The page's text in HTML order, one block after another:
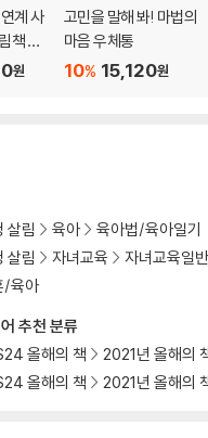
기를 공부로 연결시키려면
키우는 최고의 방법, 놀이와 독서
는 10가지 놀이 방법
력
는 10가지 독서 방법
달을 위한 마법의 열쇠 II. 주의력
부에 꼭 필요한 주의력
다르다
? 주의력은 나쁜 아이?
천적 이유
계 사
책 세
원
고민을 말해 봐! 마법의
마음 우체통
15,120원
10%
추천 분류
올해의 책
2021년 올해의
올해의 책 2021년 올해의
살림 육아
육아법/육아일기
살림 자녀교육
자녀교육일반
/육아